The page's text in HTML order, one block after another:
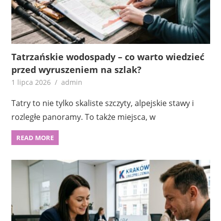
Tatrzańskie wodospady – co warto wiedzieć
przed wyruszeniem na szlak?
1 lipca 2026 admin
Tatry to nie tylko skaliste szczyty, alpejskie stawy i
rozległe panoramy. To także miejsca, w
READ MORE